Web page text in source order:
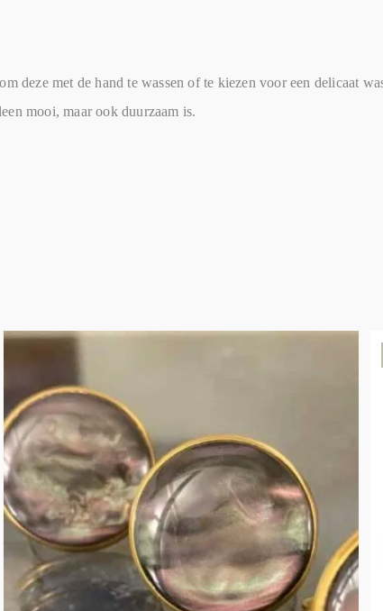
deze met de hand te wassen of te kiezen voor een delicaat
mooi, maar ook duurzaam is.